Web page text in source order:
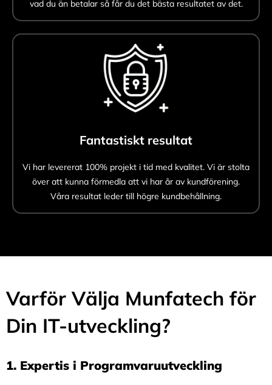
vad du än betalar så får du det bästa resultatet av det.
Fantastiskt resultat
Vi har levererat 100% projekt i tid med kvalitet. Vi är stolta
över att kunna förmedla att vi har år av kundförening.
Våra resultat leder till högre kundbehållning.
Varför Välja Munfatech för
Din IT-utveckling?
1.⁠ ⁠Expertis i Programvaruutveckling